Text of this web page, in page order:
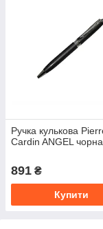
Ручка кулькова
Cardin ANGEL чорна
891 ₴
Купити